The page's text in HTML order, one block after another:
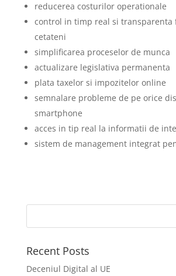
reducerea costurilor operationale
control in timp real si transparenta
cetateni
simplificarea proceselor de munca
actualizare legislativa permanenta
plata taxelor si impozitelor online
semnalare probleme de pe orice
smartphone
acces in tip real la informatii de
sistem de management integrat
Recent Posts
Deceniul Digital al UE